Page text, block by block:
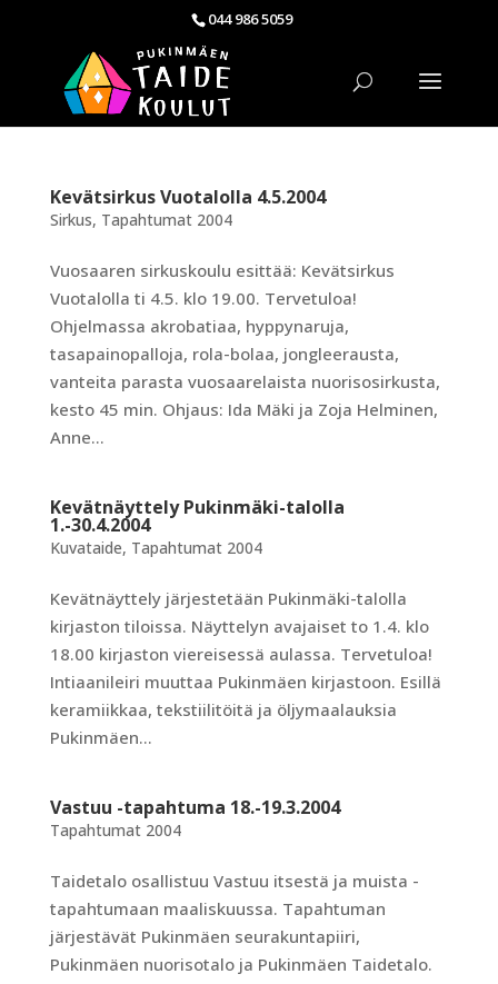
044 986 5059
Kevätsirkus Vuotalolla 4.5.2004
Sirkus, Tapahtumat 2004
Vuosaaren sirkuskoulu esittää: Kevätsirkus
Vuotalolla ti 4.5. klo 19.00. Tervetuloa!
Ohjelmassa akrobatiaa, hyppynaruja,
tasapainopalloja, rola-bolaa, jongleerausta,
vanteita parasta vuosaarelaista nuorisosirkusta,
kesto 45 min. Ohjaus: Ida Mäki ja Zoja Helminen,
Anne...
Kevätnäyttely Pukinmäki-talolla
1.-30.4.2004
Kuvataide, Tapahtumat 2004
Kevätnäyttely järjestetään Pukinmäki-talolla
kirjaston tiloissa. Näyttelyn avajaiset to 1.4. klo
18.00 kirjaston viereisessä aulassa. Tervetuloa!
Intiaanileiri muuttaa Pukinmäen kirjastoon. Esillä
keramiikkaa, tekstiilitöitä ja öljymaalauksia
Pukinmäen...
Vastuu -tapahtuma 18.-19.3.2004
Tapahtumat 2004
Taidetalo osallistuu Vastuu itsestä ja muista -
tapahtumaan maaliskuussa. Tapahtuman
järjestävät Pukinmäen seurakuntapiiri,
Pukinmäen nuorisotalo ja Pukinmäen Taidetalo.